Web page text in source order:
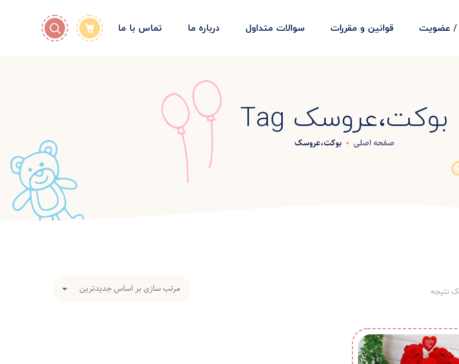
/ عضویت قوانین و مقررات سوالات متداول درباره ما تماس با ما
بوکت،عروسک Tag
صفحه اصلی بوکت،عروسک
نتیجه